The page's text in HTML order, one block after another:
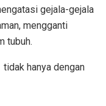
gejala-gejala
mengganti
tubuh.
hanya dengan